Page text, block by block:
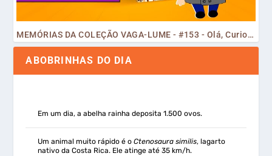
MEMÓRIAS DA COLEÇÃO VAGA-LUME - #153 - Olá, Curiosos! 2023
ABOBRINHAS DO DIA
Em um dia, a abelha rainha deposita 1.500 ovos.
Um animal muito rápido é oCtenosaura similis, lagarto
nativo da Costa Rica. Ele atinge até 35 km/h.